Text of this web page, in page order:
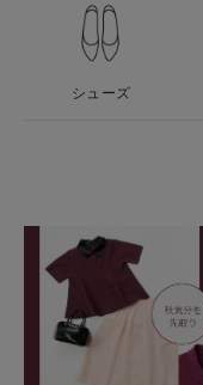
シューズ